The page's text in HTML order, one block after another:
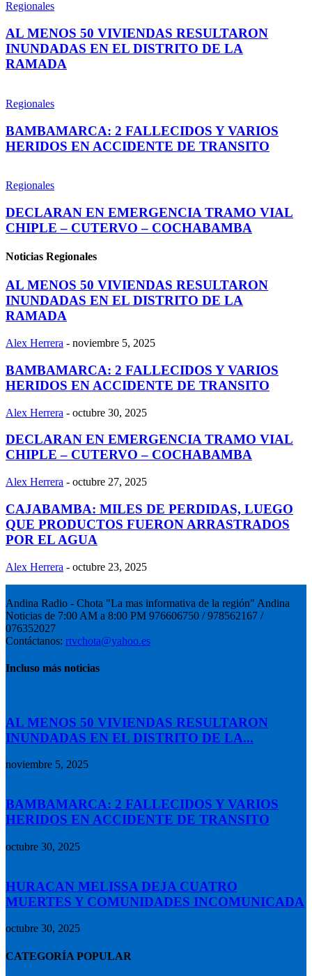
Regionales
AL MENOS 50 VIVIENDAS RESULTARON
INUNDADAS EN EL DISTRITO DE LA
RAMADA
Regionales
BAMBAMARCA: 2 FALLECIDOS Y VARIOS
HERIDOS EN ACCIDENTE DE TRANSITO
Regionales
DECLARAN EN EMERGENCIA TRAMO VIAL
CHIPLE – CUTERVO – COCHABAMBA
Noticias Regionales
AL MENOS 50 VIVIENDAS RESULTARON
INUNDADAS EN EL DISTRITO DE LA
RAMADA
Alex Herrera - noviembre 5, 2025
BAMBAMARCA: 2 FALLECIDOS Y VARIOS
HERIDOS EN ACCIDENTE DE TRANSITO
Alex Herrera - octubre 30, 2025
DECLARAN EN EMERGENCIA TRAMO VIAL
CHIPLE – CUTERVO – COCHABAMBA
Alex Herrera - octubre 27, 2025
CAJABAMBA: MILES DE PERDIDAS, LUEGO
QUE PRODUCTOS FUERON ARRASTRADOS
POR EL AGUA
Alex Herrera - octubre 23, 2025
Andina Radio - Chota "La mas informativa de la región" Andina
Noticias de 7:00 AM a 8:00 PM 976606750 / 978562167 /
076352027
Contáctanos: rtvchota@yahoo.es
Incluso más noticias
AL MENOS 50 VIVIENDAS RESULTARON
INUNDADAS EN EL DISTRITO DE LA...
noviembre 5, 2025
BAMBAMARCA: 2 FALLECIDOS Y VARIOS
HERIDOS EN ACCIDENTE DE TRANSITO
octubre 30, 2025
HURACAN MELISSA DEJA CUATRO
MUERTES Y COMUNIDADES INCOMUNICADA
octubre 30, 2025
CATEGORÍA POPULAR